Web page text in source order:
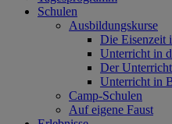
Schulen
Ausbildungskurse
Die Eisenzeit
Unterricht in
Der
Unterricht in
Camp-Schulen
Auf eigene Faust